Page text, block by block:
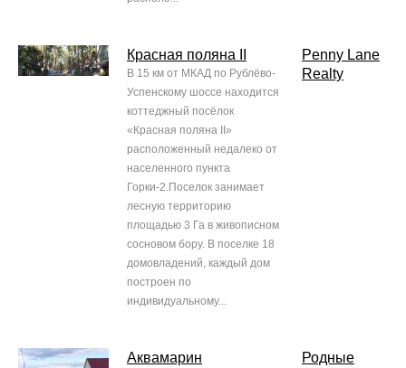
Красная поляна II
В 15 км от МКАД по Рублёво-
Успенскому шоссе находится
коттеджный посёлок
«Красная поляна II»
расположенный недалеко от
населенного пункта
Горки-2.Поселок занимает
лесную территорию
площадью 3 Га в живописном
сосновом бору. В поселке 18
домовладений, каждый дом
построен по
индивидуальному...
Penny Lane
Realty
Аквамарин
Родные